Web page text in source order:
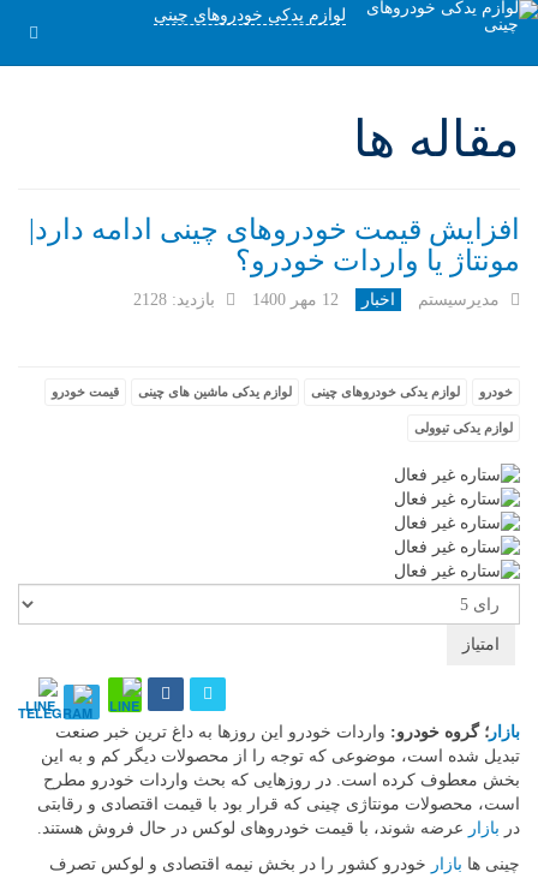
لوازم یدکی خودروهای چینی
مقاله ها
افزایش قیمت خودروهای چینی ادامه دارد|
مونتاژ یا واردات خودرو؟
مدیرسیستم اخبار 12 مهر 1400 بازدید: 2128
خودرو لوازم یدکی خودروهای چینی لوازم یدکی ماشین های چینی قیمت خودرو
لوازم یدکی تیوولی
لطفا
رای
دهید
بازار ؛ گروه خودرو: واردات خودرو این روزها به داغ ترین خبر صنعت
تبدیل شده است، موضوعی که توجه را از محصولات دیگر کم و به این
بخش معطوف کرده است. در روزهایی که بحث واردات خودرو مطرح
است، محصولات مونتاژی چینی که قرار بود با قیمت اقتصادی و رقابتی
در بازار عرضه شوند، با قیمت خودروهای لوکس در حال فروش هستند.
چینی ها بازار خودرو کشور را در بخش نیمه اقتصادی و لوکس تصرف